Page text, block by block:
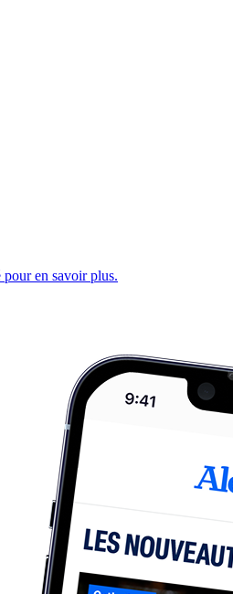
en savoir plus.